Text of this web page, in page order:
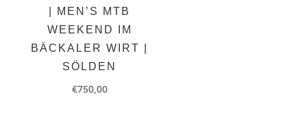
| MEN’S MTB
WEEKEND IM
BÄCKALER WIRT |
SÖLDEN
€750,00